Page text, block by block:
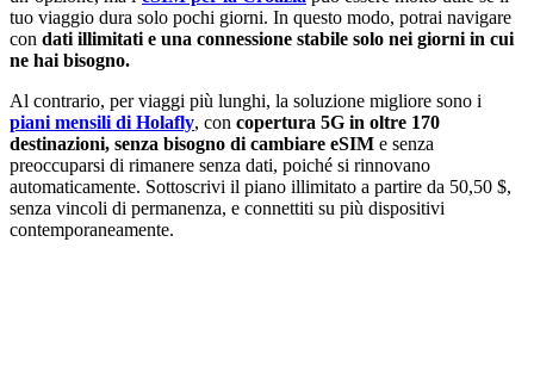
tuo viaggio dura solo pochi giorni. In questo modo, potrai navigare
con dati illimitati e una connessione stabile solo nei giorni in cui
ne hai bisogno.
Al contrario, per viaggi più lunghi, la soluzione migliore sono i
piani mensili di Holafly, con copertura 5G in oltre 170
destinazioni, senza bisogno di cambiare eSIM e senza
preoccuparsi di rimanere senza dati, poiché si rinnovano
automaticamente. Sottoscrivi il piano illimitato a partire da 50,50 $,
senza vincoli di permanenza, e connettiti su più dispositivi
contemporaneamente.